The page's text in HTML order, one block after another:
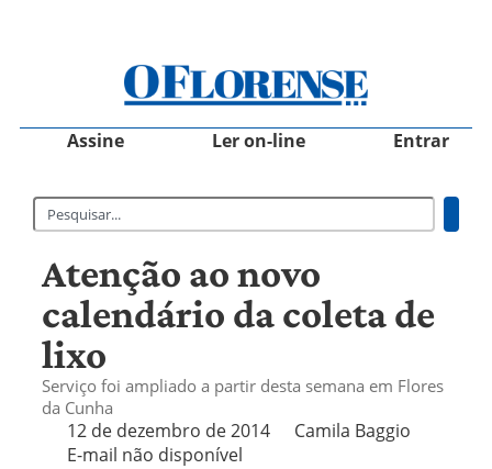
Assine Ler on-line Entrar
Atenção ao novo
calendário da coleta de
lixo
Serviço foi ampliado a partir desta semana em Flores
da Cunha
12 de dezembro de 2014
Camila Baggio
E-mail não disponível